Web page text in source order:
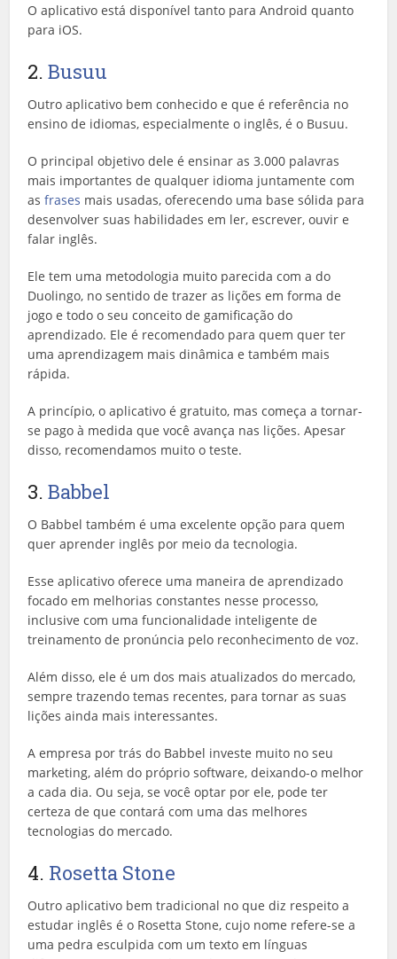
O aplicativo está disponível tanto para Android quanto
para iOS.
2.Busuu
Outro aplicativo bem conhecido e que é referência no
ensino de idiomas, especialmente o inglês, é o Busuu.
O principal objetivo dele é ensinar as 3.000 palavras
mais importantes de qualquer idioma juntamente com
asfrases mais usadas, oferecendo uma base sólida para
desenvolver suas habilidades em ler, escrever, ouvir e
falar inglês.
Ele tem uma metodologia muito parecida com a do
Duolingo, no sentido de trazer as lições em forma de
jogo e todo o seu conceito de gamificação do
aprendizado. Ele é recomendado para quem quer ter
uma aprendizagem mais dinâmica e também mais
rápida.
A princípio, o aplicativo é gratuito, mas começa a tornar-
se pago à medida que você avança nas lições. Apesar
disso, recomendamos muito o teste.
3.Babbel
O Babbel também é uma excelente opção para quem
quer aprender inglês por meio da tecnologia.
Esse aplicativo oferece uma maneira de aprendizado
focado em melhorias constantes nesse processo,
inclusive com uma funcionalidade inteligente de
treinamento de pronúncia pelo reconhecimento de voz.
Além disso, ele é um dos mais atualizados do mercado,
sempre trazendo temas recentes, para tornar as suas
lições ainda mais interessantes.
A empresa por trás do Babbel investe muito no seu
marketing, além do próprio software, deixando-o melhor
a cada dia. Ou seja, se você optar por ele, pode ter
certeza de que contará com uma das melhores
tecnologias do mercado.
4. Rosetta Stone
Outro aplicativo bem tradicional no que diz respeito a
estudar inglês é o Rosetta Stone, cujo nome refere-se a
uma pedra esculpida com um texto em línguas